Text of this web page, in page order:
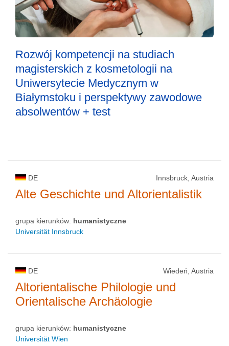
Rozwój kompetencji na studiach
magisterskich z kosmetologii na
Uniwersytecie Medycznym w
Białymstoku i perspektywy zawodowe
absolwentów + test
DE Innsbruck, Austria
Alte Geschichte und Altorientalistik
grupa kierunków: humanistyczne
Universität Innsbruck
DE Wiedeń, Austria
Altorientalische Philologie und
Orientalische Archäologie
grupa kierunków: humanistyczne
Universität Wien